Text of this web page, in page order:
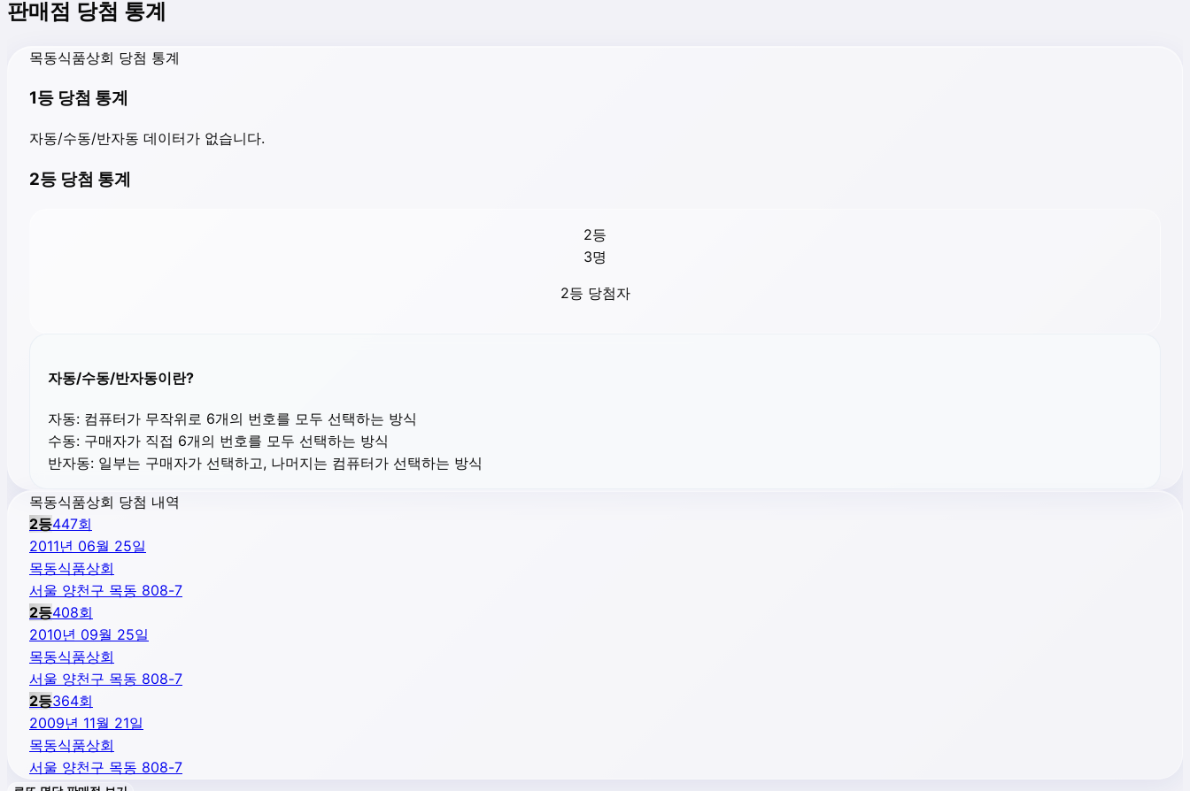
판매점 당첨 통계
목동식품상회 당첨 통계
1등 당첨 통계
자동/수동/반자동 데이터가 없습니다.
2등 당첨 통계
2등
3명
2등 당첨자
자동/수동/반자동이란?
자동: 컴퓨터가 무작위로 6개의 번호를 모두 선택하는 방식
수동: 구매자가 직접 6개의 번호를 모두 선택하는 방식
반자동: 일부는 구매자가 선택하고, 나머지는 컴퓨터가 선택하는 방식
목동식품상회 당첨 내역
2등447회
2011년 06월 25일
목동식품상회
서울 양천구 목동 808-7
2등408회
2010년 09월 25일
목동식품상회
서울 양천구 목동 808-7
2등364회
2009년 11월 21일
목동식품상회
서울 양천구 목동 808-7